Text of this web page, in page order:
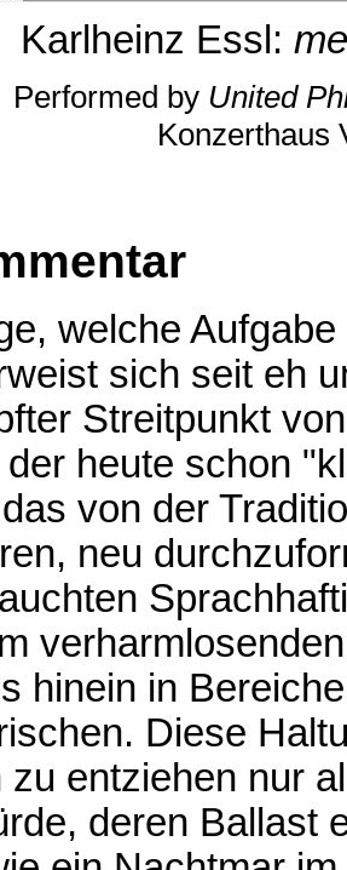
Karlheinz Essl:
Performed by United
Konzerthaus
welche
sich seit eh
Streitpunkt
heute schon
das von der
neu
hinein in
Diese
zu entziehen nur
deren Ballast